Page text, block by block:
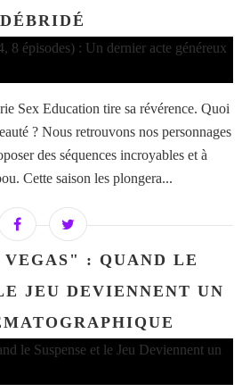
DÉBRIDÉ
Sex Education tire sa révérence. Quoi
? Nous retrouvons nos personnages
des séquences incroyables et à
Cette saison les plongera...
: QUAND LE
JEU DEVIENNENT UN